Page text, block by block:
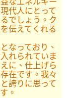
なエネルギー
代人にとって
でしょう。ク
伝えてくれる
なっており、
れられていま
に、仕上げら
在です。我々
誇りに思って
。